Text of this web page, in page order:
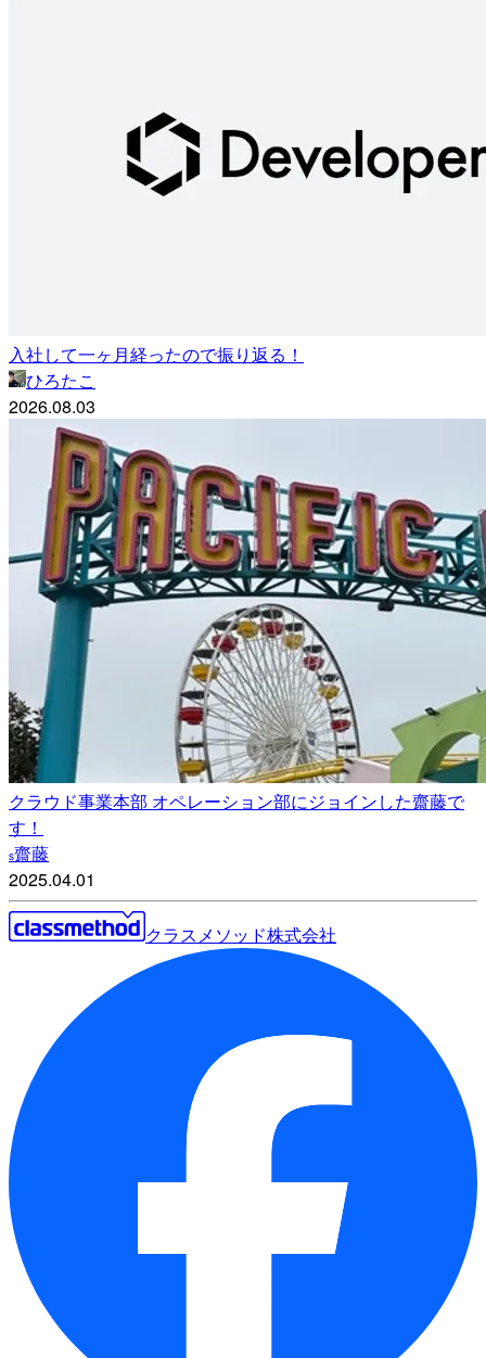
入社して一ヶ月経ったので振り返る！
ひろたこ
2026.08.03
クラウド事業本部 オペレーション部にジョインした齋藤で
す！
s齋藤
2025.04.01
クラスメソッド株式会社